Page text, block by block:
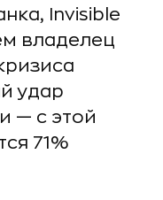
Invisible
владелец
удар
— с этой
71%